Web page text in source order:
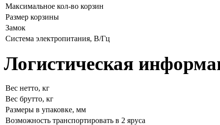
Максимальное кол-во корзин
Размер корзины
Замок
Система электропитания, В/Гц
Логистическая
Вес нетто, кг
Вес брутто, кг
Размеры в упаковке, мм
Возможность транспортировать в 2 яруса